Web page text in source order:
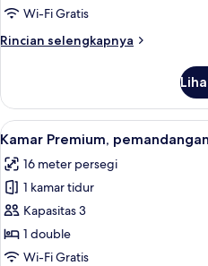
Wi-Fi Gratis
Rincian selengkapnya
Rincian
Kamar
Premium
Lihat
semua
foto
untuk
Kamar
Premium,
pemandangan
7
Kamar Premium,
16 meter persegi
1 kamar tidur
Kapasitas 3
1 double
Wi-Fi Gratis